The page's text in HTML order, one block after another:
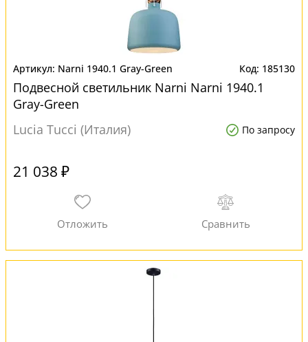
Narni 1940.1 Gray-Green 185130
Подвесной светильник Narni Narni 1940.1
Gray-Green
Lucia Tucci (Италия)
По запросу
21 038 ₽